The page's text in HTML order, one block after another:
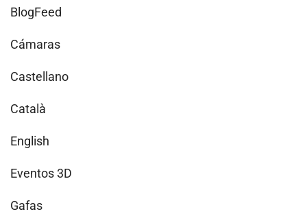
BlogFeed
Cámaras
Castellano
Català
English
Eventos 3D
Gafas